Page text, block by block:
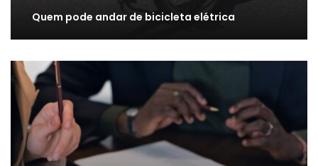
Quem pode andar de bicicleta elétrica